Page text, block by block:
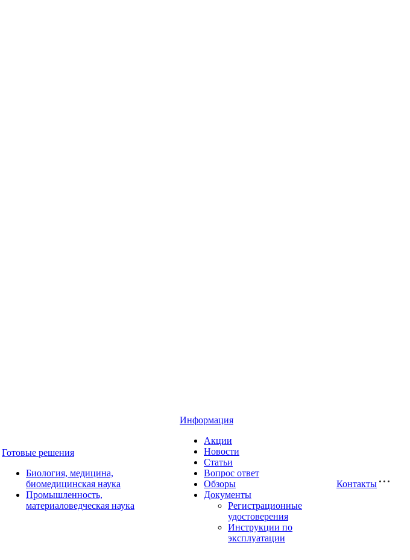
Готовые решения
Биология, медицина,
биомедицинская наука
Промышленность,
материаловедческая наука
Информация
Акции
Новости
Статьи
Вопрос ответ
Обзоры
Документы
Регистрационные
удостоверения
Инструкции по
эксплуатации
Контакты